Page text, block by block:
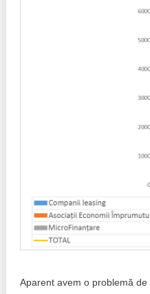
Aparent avem o problemă